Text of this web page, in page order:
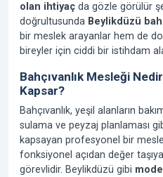
olan ihtiyaç da gözle görülür
doğrultusunda Beylikdüzü
bir meslek arayanlar hem de
bireyler için ciddi bir istihdam
Bahçıvanlık Mesleği
Kapsar?
Bahçıvanlık, yeşil alanların
sulama ve peyzaj planlaması
kapsayan profesyonel bir
fonksiyonel açıdan değer
görevlidir. Beylikdüzü gibi